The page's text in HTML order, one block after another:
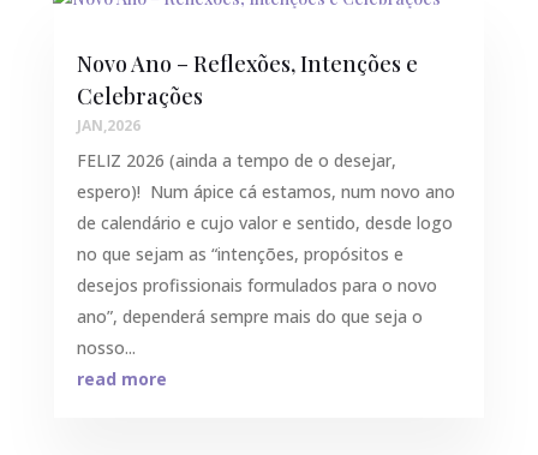
Novo Ano – Reflexões, Intenções e
Celebrações
JAN,2026
FELIZ 2026 (ainda a tempo de o desejar,
espero)! Num ápice cá estamos, num novo ano
de calendário e cujo valor e sentido, desde logo
no que sejam as “intenções, propósitos e
desejos profissionais formulados para o novo
ano”, dependerá sempre mais do que seja o
nosso...
read more